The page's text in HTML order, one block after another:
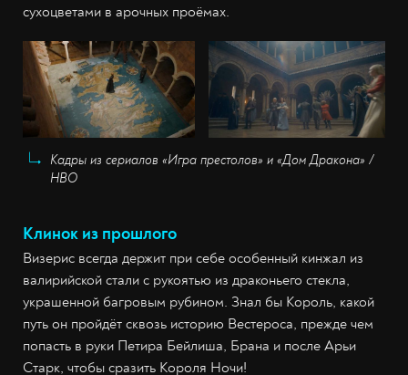
сухоцветами в арочных проёмах.
Кадры из сериалов «Игра престолов» и «Дом Дракона» /
HBO
Клинок из прошлого
Визерис всегда держит при себе особенный кинжал из
валирийской стали с рукоятью из драконьего стекла,
украшенной багровым рубином. Знал бы Король, какой
путь он пройдёт сквозь историю Вестероса, прежде чем
попасть в руки Петира Бейлиша, Брана и после Арьи
Старк, чтобы сразить Короля Ночи!